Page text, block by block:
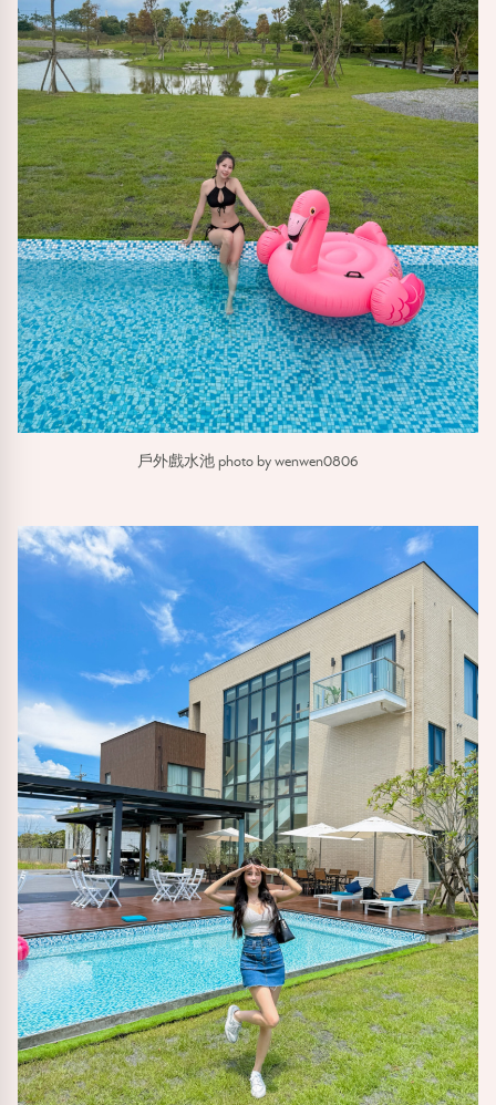
戶外戲水池 photo by wenwen0806